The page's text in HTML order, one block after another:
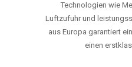
Technologien wie
Luftzufuhr und
aus Europa garantiert
einen